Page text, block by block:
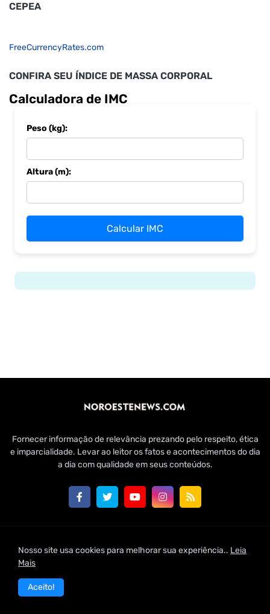
CEPEA
FreeCurrencyRates.com
CONFIRA SEU ÍNDICE DE MASSA CORPORAL
Calculadora de IMC
Peso (kg):
Altura (m):
Calcular IMC
Fornecer informação de relevância prezando pelo respeito, ética
e imparcialidade. Levar ao leitor os fatos e acontecimentos do dia
a dia com qualidade em seus conteúdos.
Customizado por Edmundo Baía Júnior para Jornal Noroeste
Home
Nosso site usa cookies para melhorar sua experiência.. Leia
Mais
Aceito!